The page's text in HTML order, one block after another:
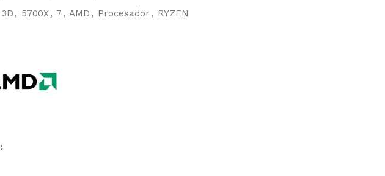
3D , 5700X, 7 , AMD , Procesador , RYZEN